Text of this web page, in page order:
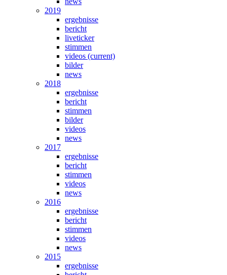
2019
ergebnisse
bericht
liveticker
stimmen
videos (current)
bilder
news
2018
ergebnisse
bericht
stimmen
bilder
videos
news
2017
ergebnisse
bericht
stimmen
videos
news
2016
ergebnisse
bericht
stimmen
videos
news
2015
ergebnisse